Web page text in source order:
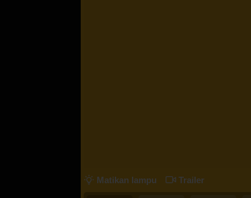
Matikan lampu Trailer